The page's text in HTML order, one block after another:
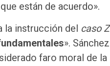
están de acuerdo».
la instrucción del caso
».
faro moral de